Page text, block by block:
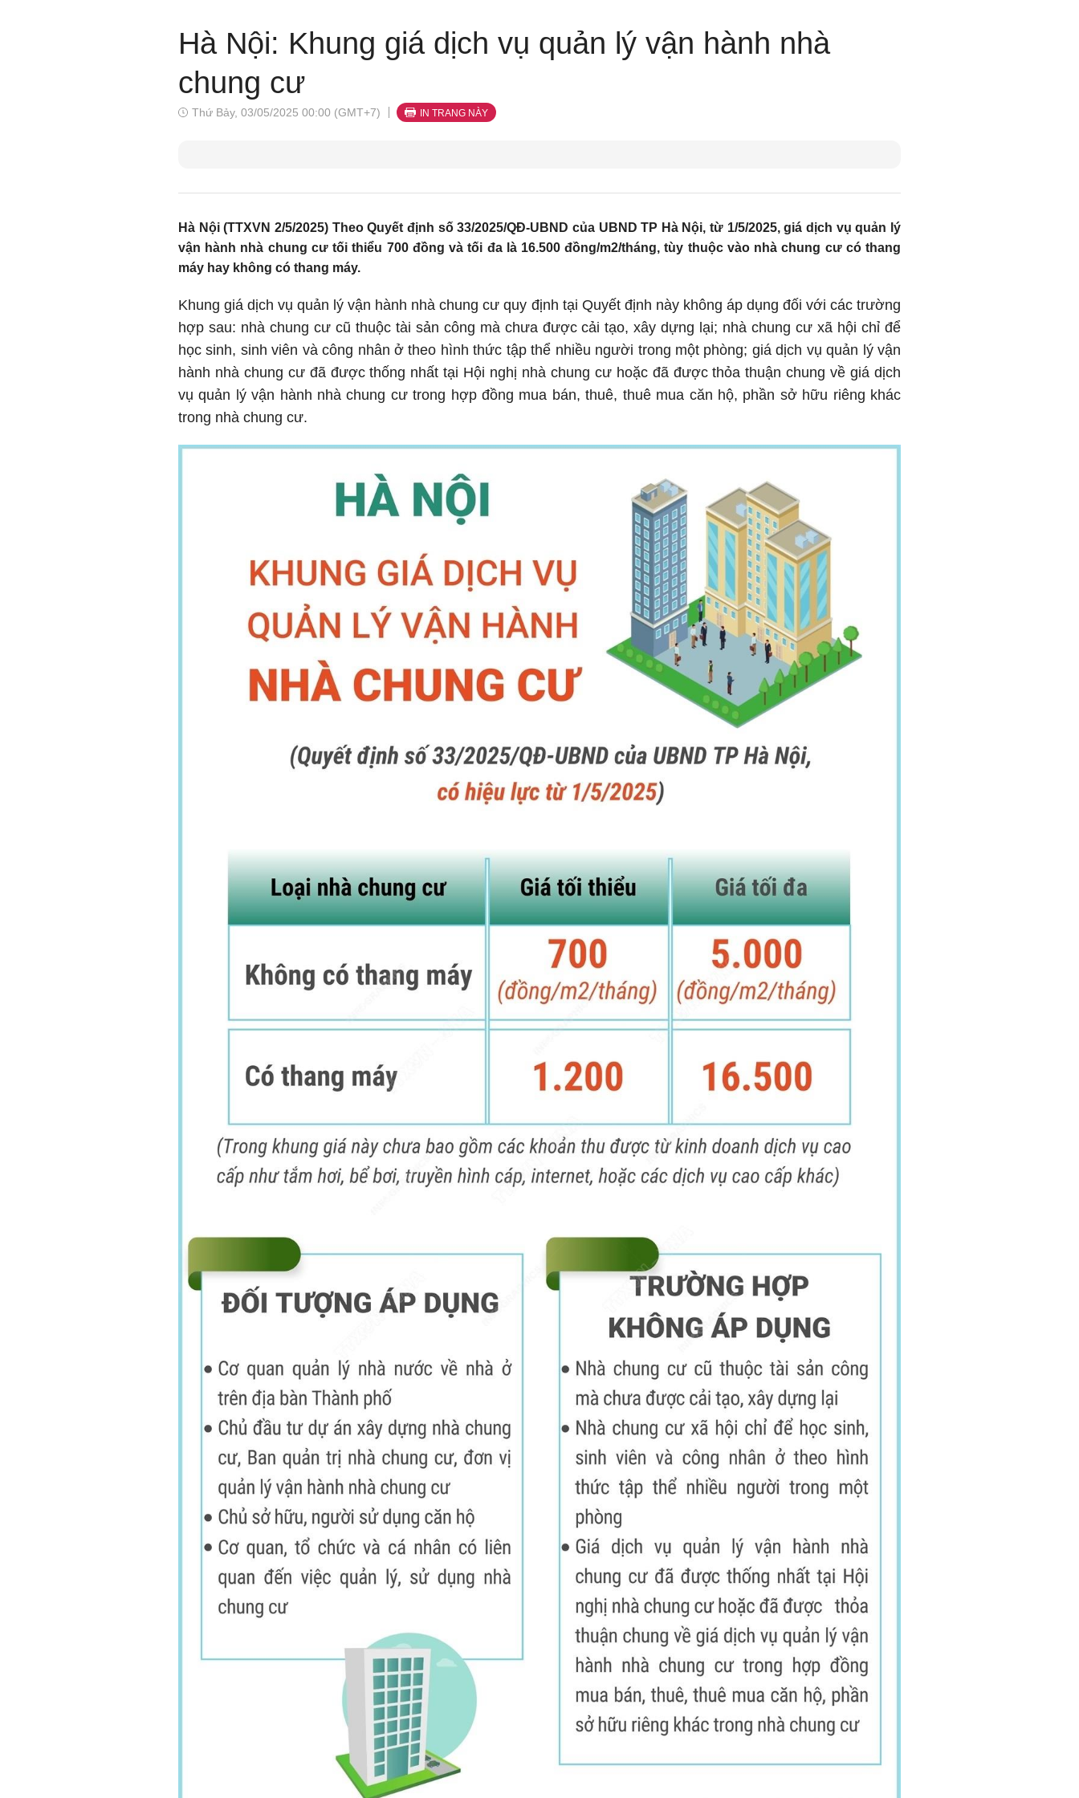
Hà Nội: Khung giá dịch vụ quản lý vận hành nhà
chung cư
Thứ Bảy, 03/05/2025 00:00 (GMT+7) IN TRANG NÀY
Hà Nội (TTXVN 2/5/2025) Theo Quyết định số 33/2025/QĐ-UBND của UBND TP Hà Nội, từ 1/5/2025, giá dịch vụ quản lý
vận hành nhà chung cư tối thiểu 700 đồng và tối đa là 16.500 đồng/m2/tháng, tùy thuộc vào nhà chung cư có thang
máy hay không có thang máy.
Khung giá dịch vụ quản lý vận hành nhà chung cư quy định tại Quyết định này không áp dụng đối với các trường
hợp sau: nhà chung cư cũ thuộc tài sản công mà chưa được cải tạo, xây dựng lại; nhà chung cư xã hội chỉ để
học sinh, sinh viên và công nhân ở theo hình thức tập thể nhiều người trong một phòng; giá dịch vụ quản lý vận
hành nhà chung cư đã được thống nhất tại Hội nghị nhà chung cư hoặc đã được thỏa thuận chung về giá dịch
vụ quản lý vận hành nhà chung cư trong hợp đồng mua bán, thuê, thuê mua căn hộ, phần sở hữu riêng khác
trong nhà chung cư.